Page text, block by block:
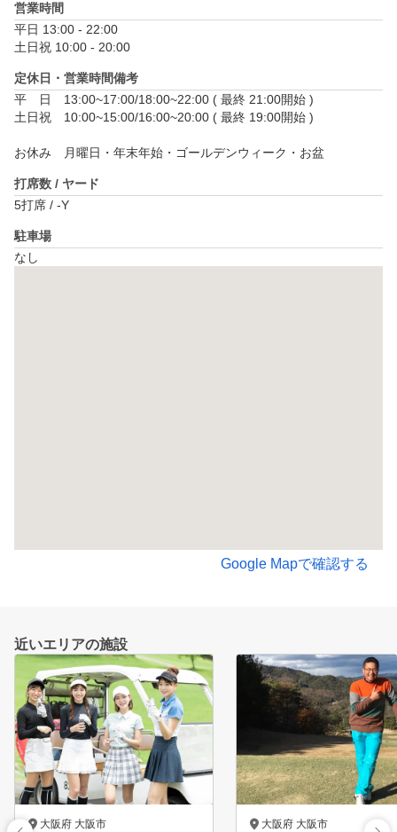
営業時間
平日 13:00 - 22:00
土日祝 10:00 - 20:00
定休日・営業時間備考
平　日　13:00~17:00/18:00~22:00 ( 最終 21:00開始 )
土日祝　10:00~15:00/16:00~20:00 ( 最終 19:00開始 )
お休み　月曜日・年末年始・ゴールデンウィーク・お盆
打席数 / ヤード
5打席 / -Y
駐車場
なし
Google Mapで確認する
近いエリアの施設
大阪府 大阪市 大阪府 大阪市